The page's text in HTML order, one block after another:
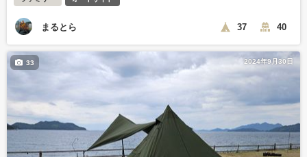
まるとら 37 40
2024年9月30日
33